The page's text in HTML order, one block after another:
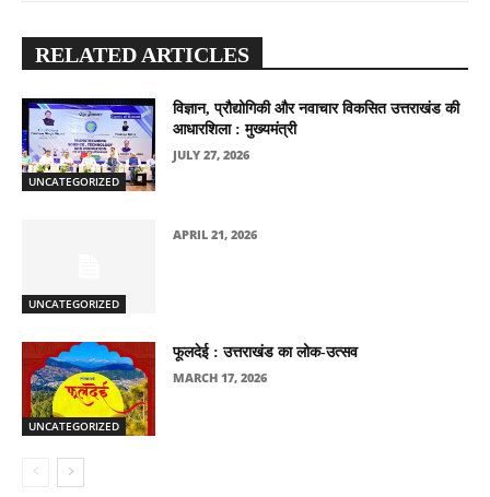
RELATED ARTICLES
UNCATEGORIZED
विज्ञान, प्रौद्योगिकी और नवाचार विकसित उत्तराखंड की
आधारशिला : मुख्यमंत्री
JULY 27, 2026
UNCATEGORIZED
APRIL 21, 2026
UNCATEGORIZED
फूलदेई : उत्तराखंड का लोक-उत्सव
MARCH 17, 2026